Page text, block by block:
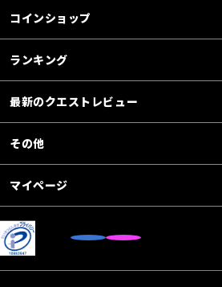
コインショップ
ランキング
最新のクエストレビュー
その他
マイページ